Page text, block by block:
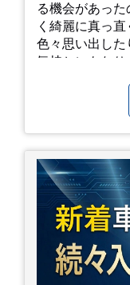
る機会があったので
く綺麗に真っ直ぐな路を
色々思い出したりしまし
気持ちにもなりました。 たま
番になります